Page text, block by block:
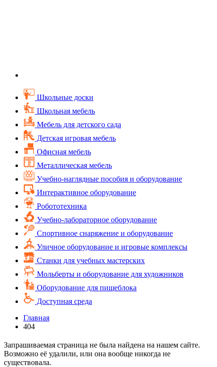
Школьные доски
Школьная мебель
Мебель для детского сада
Детская игровая мебель
Офисная мебель
Металлическая мебель
Учебно-наглядные пособия и оборудование
Интерактивное оборудование
Робототехника
Учебно-лабораторное оборудование
Спортивное снаряжение и оборудование
Уличное оборудование и игровые комплексы
Cтанки для учебных мастерских
Мольберты и оборудование для художников
Оборудование для пищеблока
Доступная среда
Главная
404
Запрашиваемая страница не была найдена на нашем сайте.
Возможно её удалили, или она вообще никогда не
существовала.